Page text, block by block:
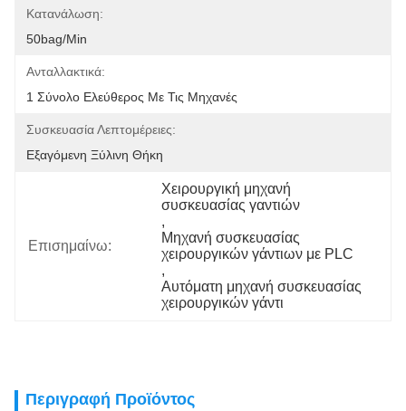
Κατανάλωση:
50bag/min
Ανταλλακτικά:
1 Σύνολο Ελεύθερος Με Τις Μηχανές
Συσκευασία Λεπτομέρειες:
Εξαγόμενη Ξύλινη Θήκη
Επισημαίνω:
Χειρουργική μηχανή
συσκευασίας γαντιών
,
Μηχανή συσκευασίας
χειρουργικών γάντιων με PLC
,
Αυτόματη μηχανή συσκευασίας
χειρουργικών γάντι
Περιγραφή Προϊόντος